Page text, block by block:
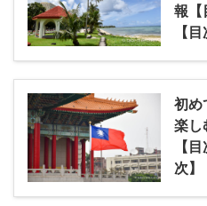
報【
【目
初め
楽し
【
次】